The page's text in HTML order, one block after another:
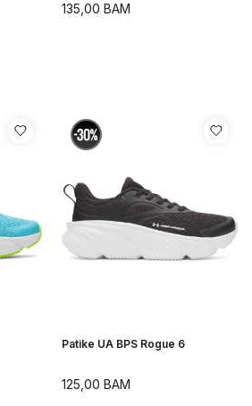
135,00 BAM
Patike UA BPS Rogue 6
125,00 BAM